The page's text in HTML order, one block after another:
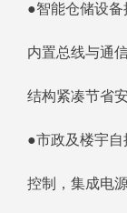
●智能仓储设
内置总线与通
结构紧凑节省
●市政及楼宇
控制，集成电